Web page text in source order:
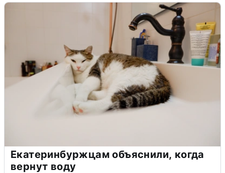
Екатеринбуржцам объяснили, когда
вернут воду